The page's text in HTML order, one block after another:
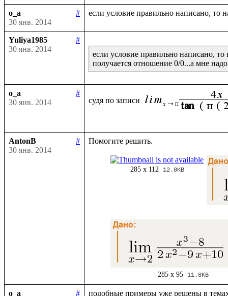
o_a
#
30 янв. 2014
Yuliya1985
#
30 янв. 2014
если условие правильно написано, то
o_a
#
30 янв. 2014
судя по записи
AntonB
#
30 янв. 2014
285 x 112 12.0KB
285 x 95 11.8KB
o_a #